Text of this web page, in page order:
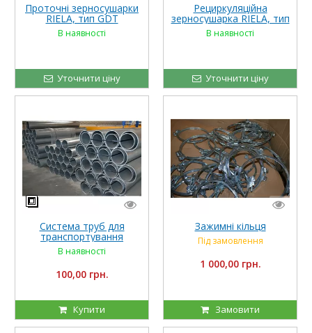
Проточні зерносушарки
RIELA, тип GDT
В наявності
Уточнити ціну
Рециркуляційна
зерносушарка RIELA, тип
GTR
В наявності
Уточнити ціну
Система труб для
транспортування
зернових в елеваторах
В наявності
100,00 грн.
Купити
Зажимні кільця
Під замовлення
1 000,00 грн.
Замовити